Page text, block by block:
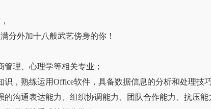
分外加十八般武艺傍身的你！
管理、心理学等相关专业；
识，熟练运用Office软件，具备数据信息的分析和处理技巧
的沟通表达能力、组织协调能力、团队合作能力、抗压能